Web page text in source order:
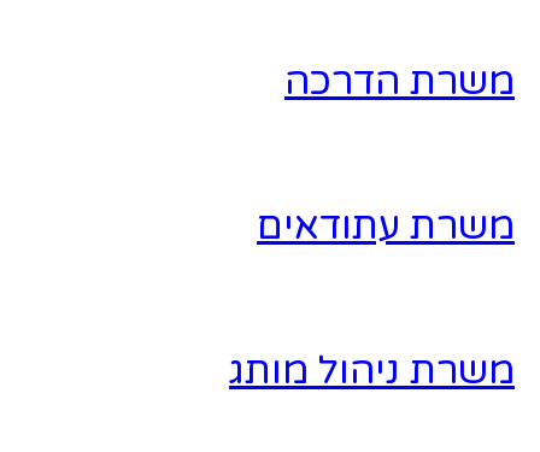
משרת הדרכה
משרת עתודאים
משרת ניהול מותג